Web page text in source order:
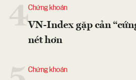
4Chứng khoán
VN-Index gặp cản
nét hơn
Chứng khoán